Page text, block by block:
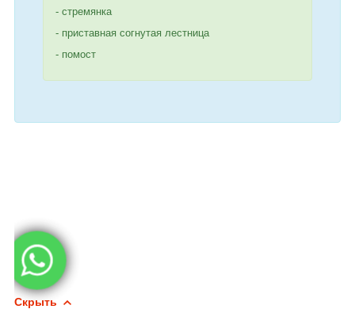
- стремянка
- приставная согнутая лестница
- помост
Скрыть